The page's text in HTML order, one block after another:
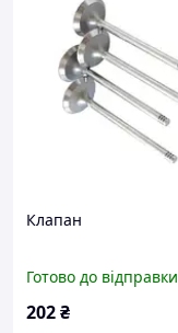
Клапан
Готово до відправки
202₴